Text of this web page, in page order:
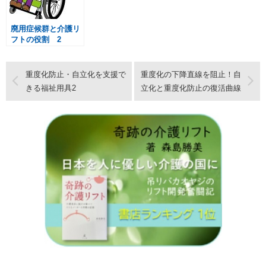
廃用症候群と介護リ
フトの役割 2
重度化防止・自立化を支援で
きる福祉用具2
重度化の下降直線を阻止！自
立化と重度化防止の復活曲線